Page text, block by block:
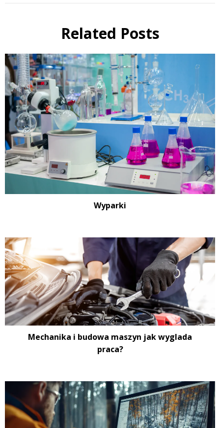
Related Posts
Wyparki
Mechanika i budowa maszyn jak wyglada
praca?